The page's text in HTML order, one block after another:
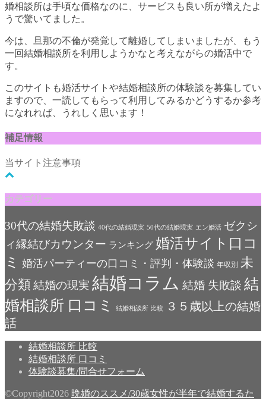
婚相談所は手頃な価格なのに、サービスも良い所が増えたよ
うで驚いてました。
今は、旦那の不倫が発覚して離婚してしまいましたが、もう
一回結婚相談所を利用しようかなと考えながらの婚活中で
す。
このサイトも婚活サイトや結婚相談所の体験談を募集してい
ますので、一読してもらって利用してみるかどうするか参考
になれれば、うれしく思います！
補足情報
当サイト注意事項
カテゴリー
30代の結婚失敗談 40代の結婚現実 50代の結婚現実 エン婚活 ゼクシ
ィ縁結びカウンター ランキング 婚活サイト口コ
ミ 婚活パーティーの口コミ・評判・体験談 年収別 未
分類 結婚の現実 結婚コラム 結婚 失敗談 結
婚相談所 口コミ
結婚相談所 比較
３５歳以上の結婚
話
結婚相談所 比較
結婚相談所 口コミ
体験談募集/問合せフォーム
©Copyright2026 晩婚のススメ/30歳女性が半年で結婚するた